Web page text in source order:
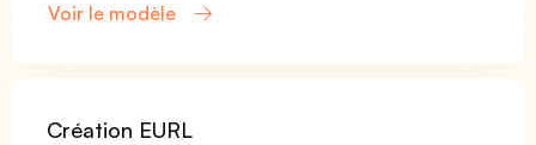
Voir le modèle
Création EURL